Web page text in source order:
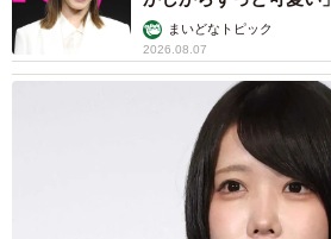
まいどなトピック
2026.08.07